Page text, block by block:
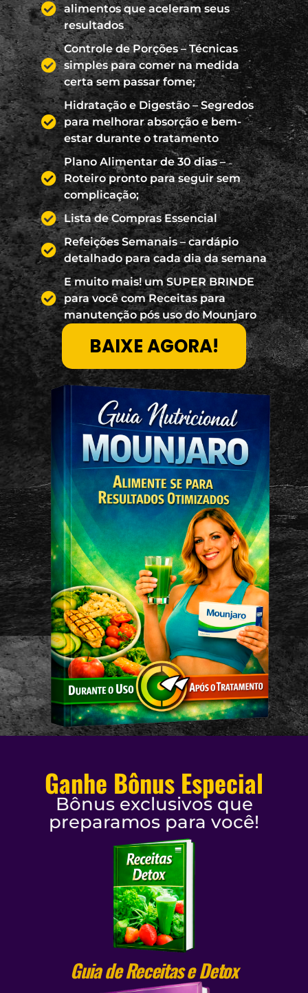
alimentos que aceleram seus
resultados
Controle de Porções – Técnicas
simples para comer na medida
certa sem passar fome;
Hidratação e Digestão – Segredos
para melhorar absorção e bem-
estar durante o tratamento
Plano Alimentar de 30 dias –
Roteiro pronto para seguir sem
complicação;
Lista de Compras Essencial
Refeições Semanais – cardápio
detalhado para cada dia da semana
E muito mais! um SUPER BRINDE
para você com Receitas para
manutenção pós uso do Mounjaro
BAIXE AGORA!
Ganhe Bônus Especial
Bônus exclusivos que
preparamos para você!
Guia de Receitas e Detox